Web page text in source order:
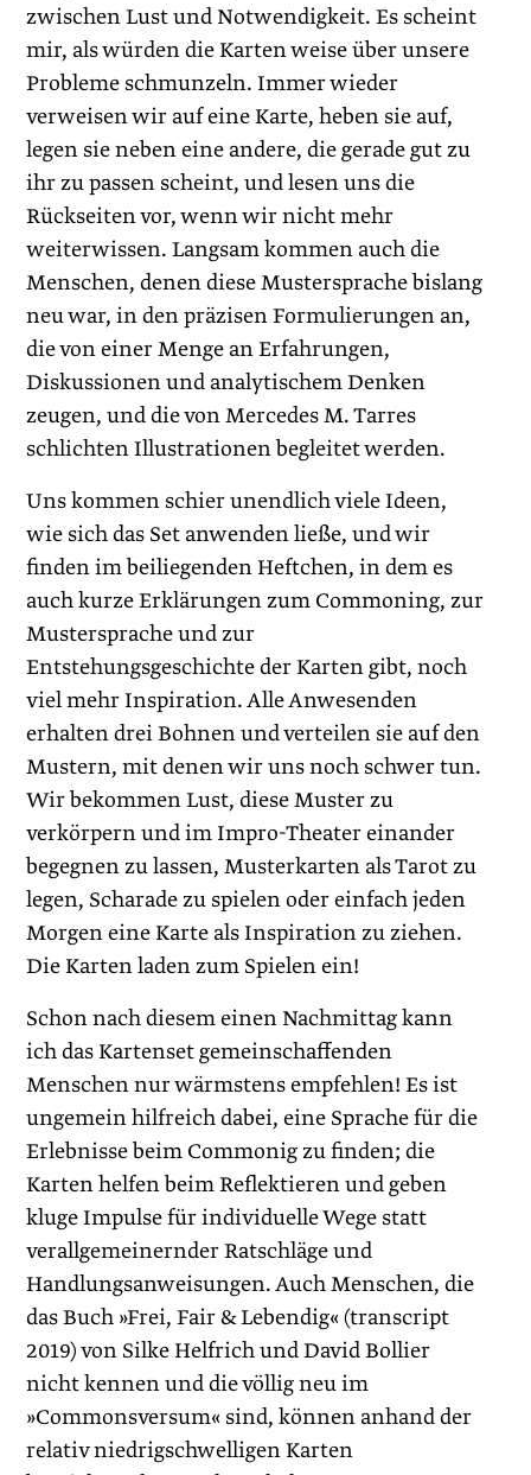
zwischen Lust und Notwendigkeit. Es scheint
mir, als würden die Karten weise über unsere
Probleme schmunzeln. Immer wieder
verweisen wir auf eine Karte, heben sie auf,
legen sie neben eine andere, die gerade gut zu
ihr zu passen scheint, und lesen uns die
Rückseiten vor, wenn wir nicht mehr
weiterwissen. Langsam kommen auch die
Menschen, denen diese Mustersprache bislang
neu war, in den präzisen Formulierungen an,
die von einer Menge an Erfahrungen,
Diskussionen und analytischem Denken
zeugen, und die von Mercedes M. Tarres
schlichten Illustrationen begleitet werden.
Uns kommen schier unendlich viele Ideen,
wie sich das Set anwenden ließe, und wir
finden im beiliegenden Heftchen, in dem es
auch kurze Erklärungen zum Commoning, zur
Mustersprache und zur
Entstehungsgeschichte der Karten gibt, noch
viel mehr Inspiration. Alle Anwesenden
erhalten drei Bohnen und verteilen sie auf den
Mustern, mit denen wir uns noch schwer tun.
Wir bekommen Lust, diese Muster zu
verkörpern und im Impro-Theater einander
begegnen zu lassen, Musterkarten als Tarot zu
legen, Scharade zu spielen oder einfach jeden
Morgen eine Karte als Inspiration zu ziehen.
Die Karten laden zum Spielen ein!
Schon nach diesem einen Nachmittag kann
ich das Kartenset gemeinschaffenden
Menschen nur wärmstens empfehlen! Es ist
ungemein hilfreich dabei, eine Sprache für die
Erlebnisse beim Commonig zu finden; die
Karten helfen beim Reflektieren und geben
kluge Impulse für individuelle Wege statt
verallgemeinernder Ratschläge und
Handlungsanweisungen. Auch Menschen, die
das Buch »Frei, Fair & Lebendig« (transcript
2019) von Silke Helfrich und David Bollier
nicht kennen und die völlig neu im
»Commonsversum« sind, können anhand der
relativ niedrigschwelligen Karten